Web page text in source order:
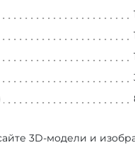
3D-модели и